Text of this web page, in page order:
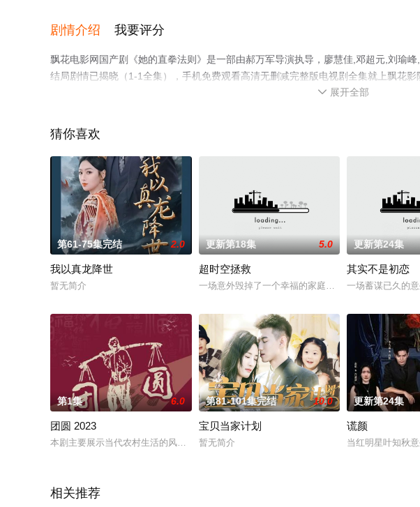
剧情介绍 我要评分
飘花电影网国产剧《她的直拳法则》是一部由郝万军导演执导，廖慧佳,邓超元,刘瑜
结局剧情已揭晓（1-1全集），手机免费观看高清无删减完整版电视剧全集就上飘花
 展开全部
猜你喜欢
第61-75集完结 2.0
我以真龙降世
暂无简介
更新第18集 5.0
超时空拯救
一场意外毁掉了一个幸福的家庭，唯一的幸存者温馨
更新第24集
其实不是初恋
一场蓄谋已久的
第1集 6.0
团圆 2023
本剧主要展示当代农村生活的风貌，讲述父亲、母亲、姐姐、弟弟四人靠卖鸡蛋维持生计的
第81-101集完结 10.0
宝贝当家计划
暂无简介
更新第24集
谎颜
当红明星叶知秋
相关推荐